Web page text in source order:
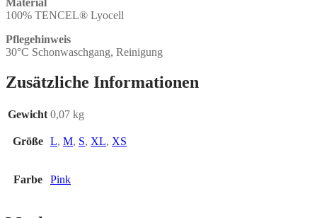
Material
100% TENCEL® Lyocell
Pflegehinweis
30°C Schonwaschgang, Reinigung
Zusätzliche Informationen
Gewicht 0,07 kg
Größe L, M, S, XL, XS
Farbe Pink